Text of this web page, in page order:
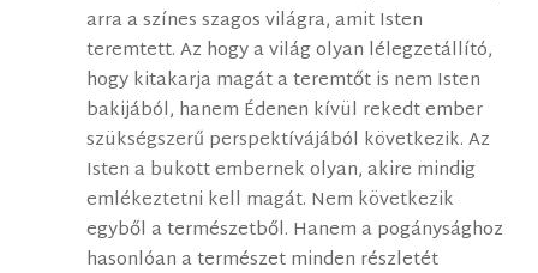
arra a színes szagos világra, amit Isten
teremtett. Az hogy a világ olyan lélegzetállító,
hogy kitakarja magát a teremtőt is nem Isten
bakijából, hanem Édenen kívül rekedt ember
szükségszerű perspektívájából következik. Az
Isten a bukott embernek olyan, akire mindig
emlékeztetni kell magát. Nem következik
egyből a természetből. Hanem a pogánysághoz
hasonlóan a természet minden részletét